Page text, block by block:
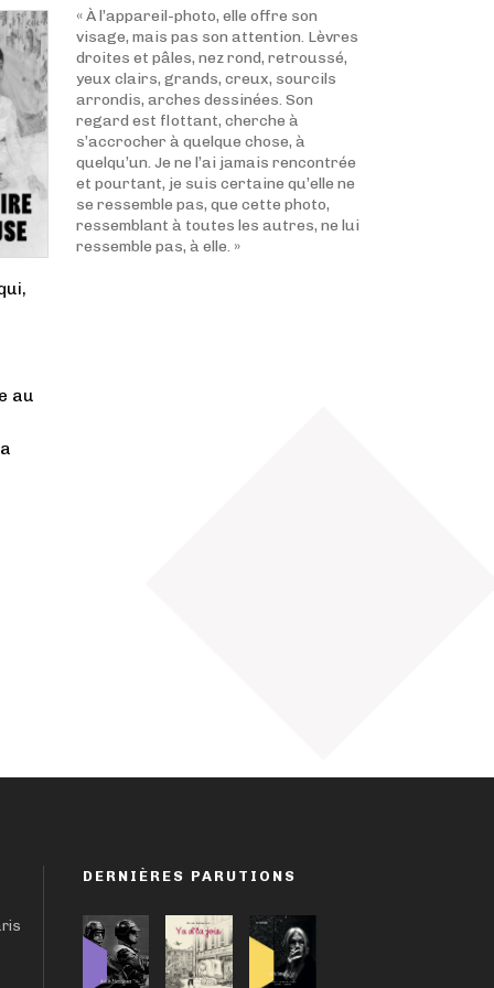
au
« À l’appareil-photo, elle offre son
visage, mais pas son attention. Lèvres
droites et pâles, nez rond, retroussé,
yeux clairs, grands, creux, sourcils
arrondis, arches dessinées. Son
regard est flottant, cherche à
s’accrocher à quelque chose, à
quelqu’un. Je ne l’ai jamais rencontrée
et pourtant, je suis certaine qu’elle ne
se ressemble pas, que cette photo,
ressemblant à toutes les autres, ne lui
ressemble pas, à elle. »
DERNIÈRES PARUTIONS